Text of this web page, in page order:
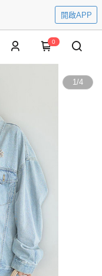
開啟APP
0
1/4